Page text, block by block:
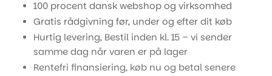
100 procent dansk webshop og virksomhed
Gratis rådgivning før, under og efter dit køb
Hurtig levering, Bestil inden kl. 15 – vi sender
samme dag når varen er på lager
Rentefri finansiering, køb nu og betal senere